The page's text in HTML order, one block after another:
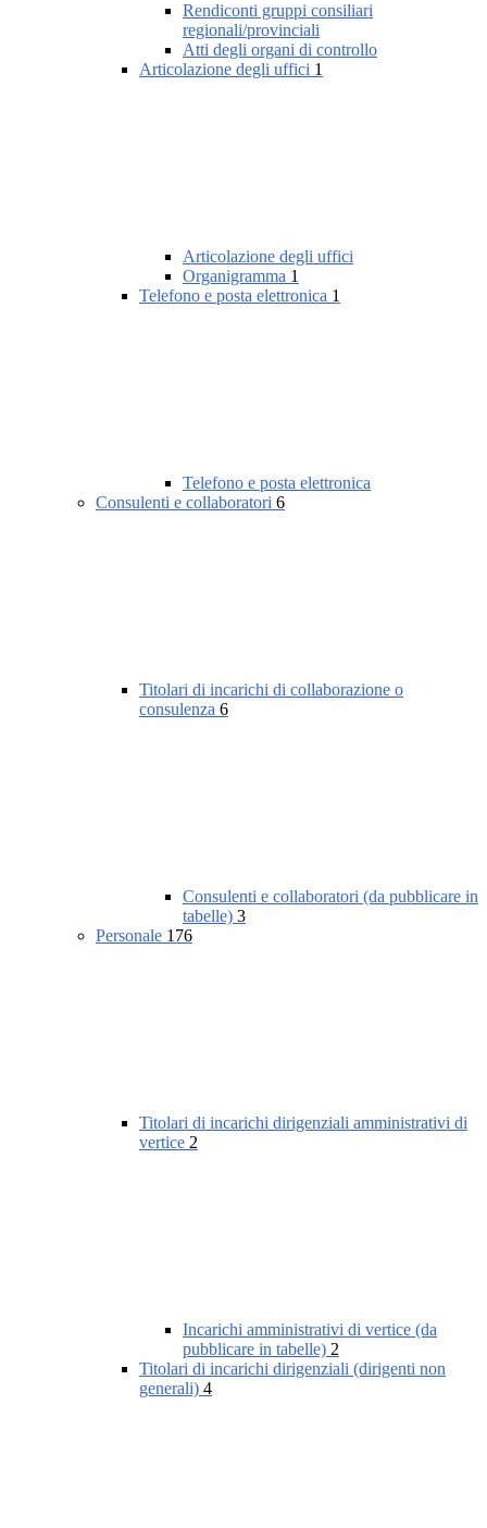
Rendiconti gruppi consiliari
regionali/provinciali
Atti degli organi di controllo
Articolazione degli uffici 1
Articolazione degli uffici
Organigramma 1
Telefono e posta elettronica 1
Telefono e posta elettronica
Consulenti e collaboratori 6
Titolari di incarichi di collaborazione o
consulenza 6
Consulenti e collaboratori (da pubblicare in
tabelle) 3
Personale 176
Titolari di incarichi dirigenziali amministrativi di
vertice 2
Incarichi amministrativi di vertice (da
pubblicare in tabelle) 2
Titolari di incarichi dirigenziali (dirigenti non
generali) 4